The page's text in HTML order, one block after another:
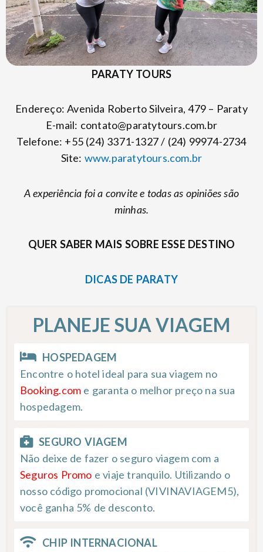
PARATY TOURS
Endereço: Avenida Roberto Silveira, 479 – Paraty
E-mail: contato@paratytours.com.br
Telefone: +55 (24) 3371-1327 / (24) 99974-2734
Site: www.paratytours.com.br
A experiência foi a convite e todas as opiniões são
minhas.
QUER SABER MAIS SOBRE ESSE DESTINO
DICAS DE PARATY
PLANEJE SUA VIAGEM
HOSPEDAGEM
Encontre o hotel ideal para sua viagem no
Booking.com e garanta o melhor preço na sua
hospedagem.
SEGURO VIAGEM
Não deixe de fazer o seguro viagem com a
Seguros Promo e viaje tranquilo. Utilizando o
nosso código promocional (VIVINAVIAGEM5),
você ganha 5% de desconto.
CHIP INTERNACIONAL